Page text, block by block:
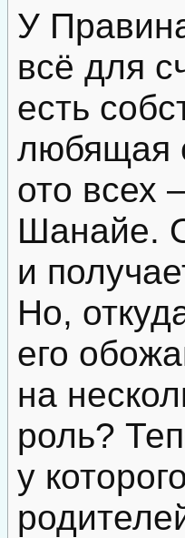
У
всё для
есть
любящая
ото всех
Шанайе.
и
Но,
его
на
роль?
у